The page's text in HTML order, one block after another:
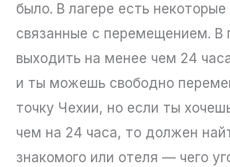
было. В лагере есть некоторые
связанные с перемещением. В
выходить на менее чем 24
и ты можешь свободно
точку Чехии, но если ты
чем на 24 часа, то должен
знакомого или отеля — чего